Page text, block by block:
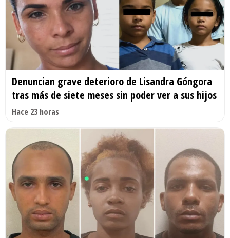
Denuncian grave deterioro de Lisandra Góngora
tras más de siete meses sin poder ver a sus hijos
Hace 23 horas